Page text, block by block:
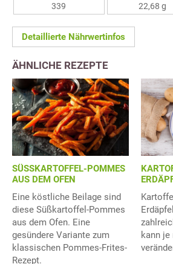
339
22,68 g
Detaillierte Nährwertinfos
ÄHNLICHE REZEPTE
SÜSSKARTOFFEL-POMMES
AUS DEM OFEN
Eine köstliche Beilage sind
diese Süßkartoffel-Pommes
aus dem Ofen. Eine
gesündere Variante zum
klassischen Pommes-Frites-
Rezept.
kann je